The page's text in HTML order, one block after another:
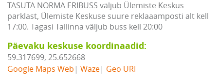
TASUTA NORMA ERIBUSS väljub Ülemiste Keskus
parklast, Ülemiste Keskuse suure reklaaamposti alt kell
17:00. Tagasi Tallinna väljub buss kell 20:00
Päevaku keskuse koordinaadid:
59.317699, 25.652668
Google Maps Web | Waze| Geo URI